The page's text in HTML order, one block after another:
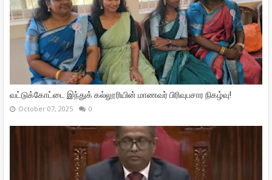
வட்டுக்கோட்டை இந்துக் கல்லூரியின் மாணவர் பிரிவுபசார நிகழ்வு!
October 07, 2025 0